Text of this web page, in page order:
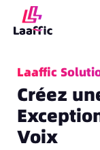
Laaffic
Créez
Voix